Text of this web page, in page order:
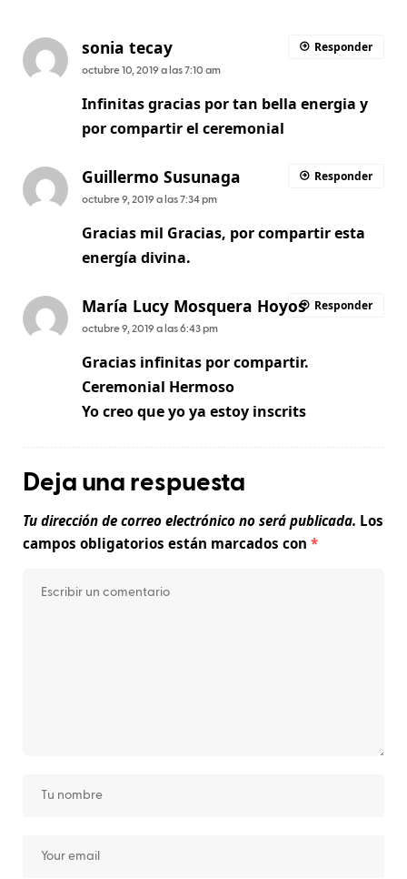
sonia tecay
octubre 10, 2019 a las 7:10 am
Infinitas gracias por tan bella energia y
por compartir el ceremonial
Responder
Guillermo Susunaga
octubre 9, 2019 a las 7:34 pm
Gracias mil Gracias, por compartir esta
energía divina.
Responder
María Lucy Mosquera Hoyos
octubre 9, 2019 a las 6:43 pm
Gracias infinitas por compartir.
Ceremonial Hermoso
Yo creo que yo ya estoy inscrits
Responder
Deja una respuesta
Tu dirección de correo electrónico no será publicada. Los
campos obligatorios están marcados con *